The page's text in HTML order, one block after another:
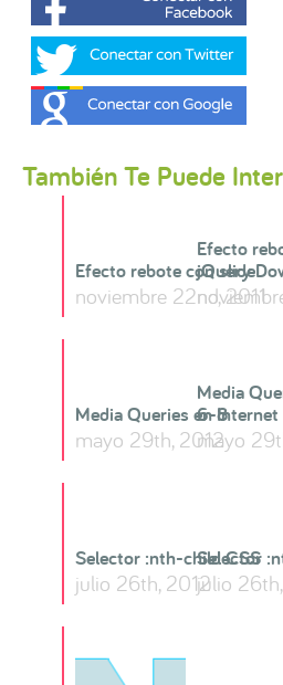
También Te Puede
Efecto
jQuery
Efecto rebote con
noviembre 22nd, 2011
Media
6-8
mayo
Media Queries en
mayo 29th, 2012
Selector
julio
Selector :nth-child CSS
julio 26th, 2012